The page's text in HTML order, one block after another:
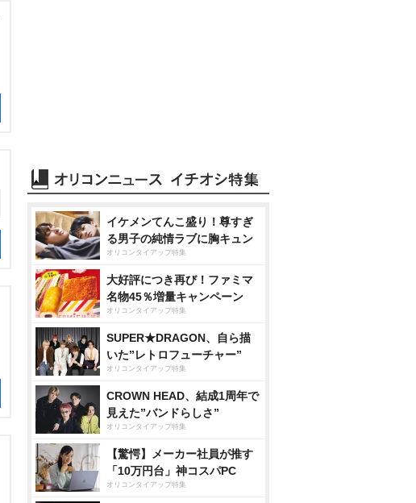
イケメンてんこ盛り！尊すぎ
る男子の純情ラブに胸キュン
オリコンタイアップ特集
大好評につき再び！ファミマ
名物45％増量キャンペーン
オリコンタイアップ特集
SUPER★DRAGON、自ら描
いた”レトロフューチャー”
オリコンタイアップ特集
CROWN HEAD、結成1周年で
見えた”バンドらしさ”
オリコンタイアップ特集
【驚愕】メーカー社員が推す
「10万円台」神コスパPC
オリコンタイアップ特集